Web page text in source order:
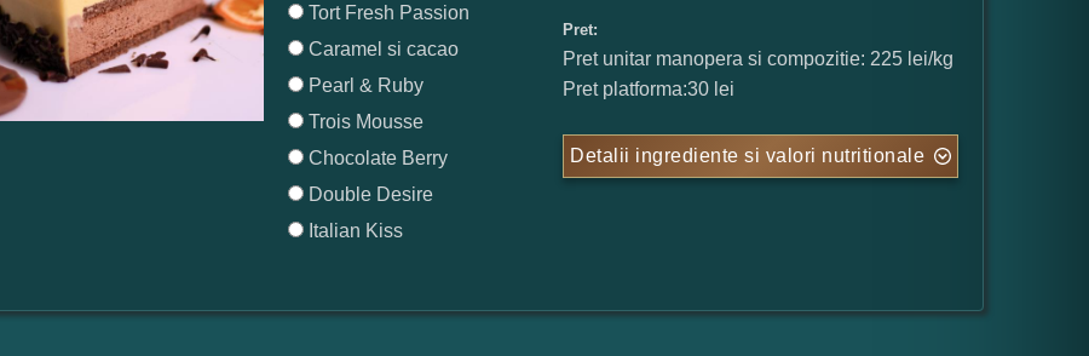
Tort Fresh Passion
Caramel si cacao
Pearl & Ruby
Trois Mousse
Chocolate Berry
Double Desire
Italian Kiss
Pret:
Pret unitar manopera si compozitie: 225 lei/kg
Pret platforma:30 lei
Detalii ingrediente si valori nutritionale